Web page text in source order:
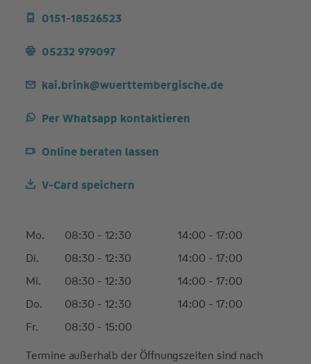
0151-18526523
05232 979097
kai.brink@wuerttembergische.de
Per Whatsapp kontaktieren
Online beraten lassen
V-Card speichern
Mo. 08:30 - 12:30
14:00 - 17:00
Di.
08:30 - 12:30
14:00 - 17:00
Mi.
08:30 - 12:30
14:00 - 17:00
Do.
08:30 - 12:30
14:00 - 17:00
Fr.
08:30 - 15:00
Termine außerhalb der Öffnungszeiten sind nach